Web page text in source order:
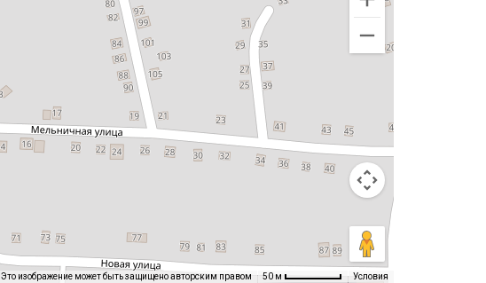
Это изображение может быть защищено авторским правом 50 м Условия